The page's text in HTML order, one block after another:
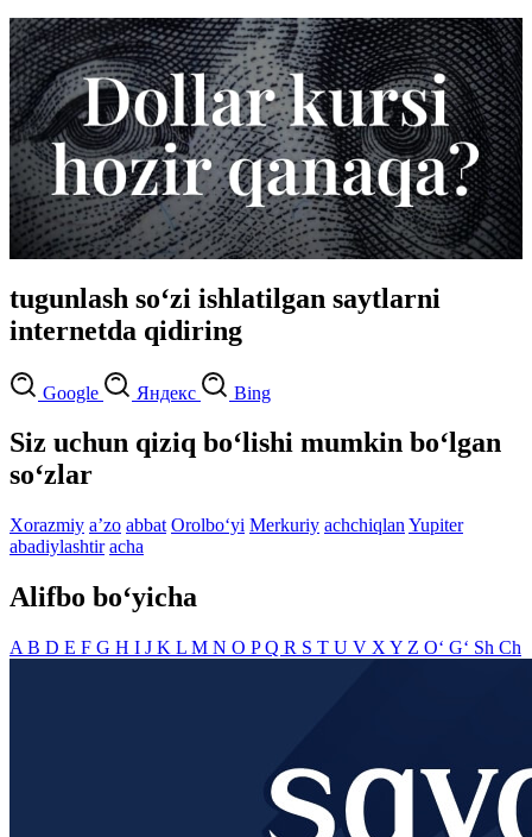
tugunlash so‘zi ishlatilgan saytlarni
internetda qidiring
Google Яндекс Bing
Siz uchun qiziq bo‘lishi mumkin bo‘lgan
so‘zlar
Xorazmiy aʼzo abbat Orolbo‘yi Merkuriy achchiqlan Yupiter
abadiylashtir acha
Alifbo bo‘yicha
A B D E F G H I J K L M N O PQ R S T U V X Y Z O‘ G‘ Sh Ch